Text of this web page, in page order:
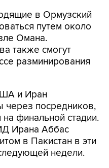
в Ормузский
путем около
Омана.
также смогут
разминирования
и Иран
посредников,
на финальной стадии.
Ирана Аббас
в Пакистан в эти
недели.